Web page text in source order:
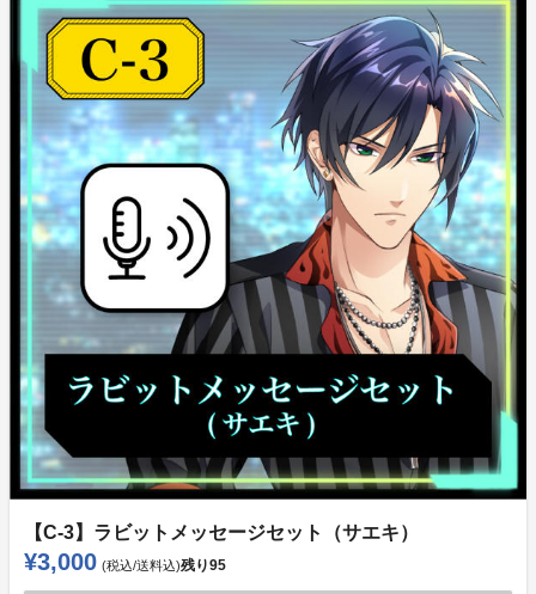
【C-3】ラビットメッセージセット（サエキ）
¥3,000 (税込/送料込)残り95